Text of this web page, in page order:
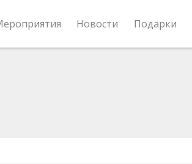
Новости Подарки